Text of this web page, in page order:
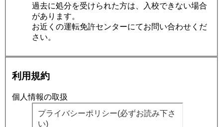
過去に処分を受けられた方は、入校できない場合
があります。
お近くの運転免許センターにてお問い合わせくだ
さい。
利用規約
個人情報の取扱